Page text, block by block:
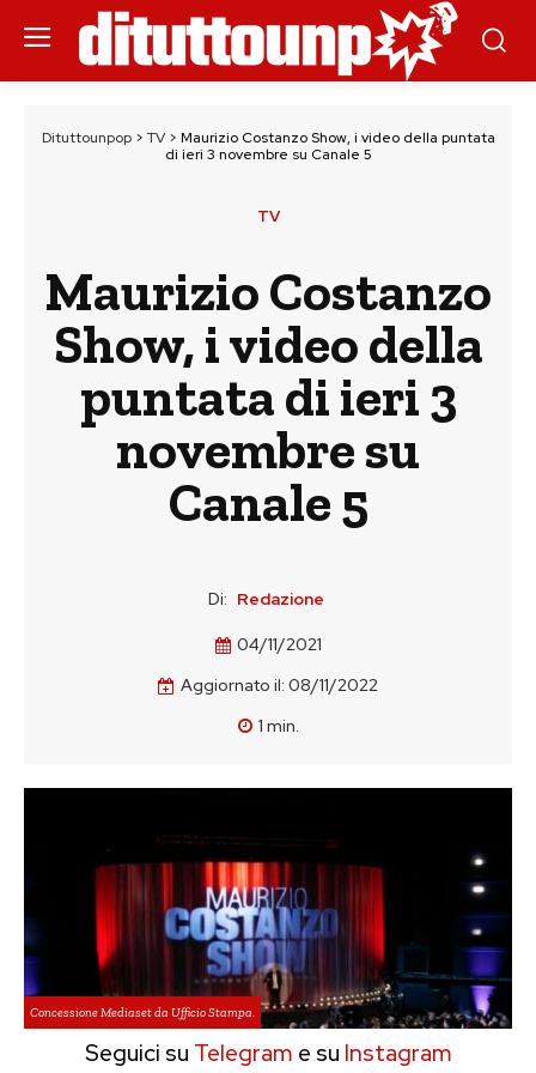
Dituttounpop> TV> Maurizio Costanzo Show, i video della puntata
di ieri 3 novembre su Canale 5
TV
Maurizio Costanzo
Show, i video della
puntata di ieri 3
novembre su
Canale 5
Di: Redazione
04/11/2021
Aggiornato il: 08/11/2022
1 min.
Concessione Mediaset da Ufficio Stampa.
Seguici su Telegram e su Instagram